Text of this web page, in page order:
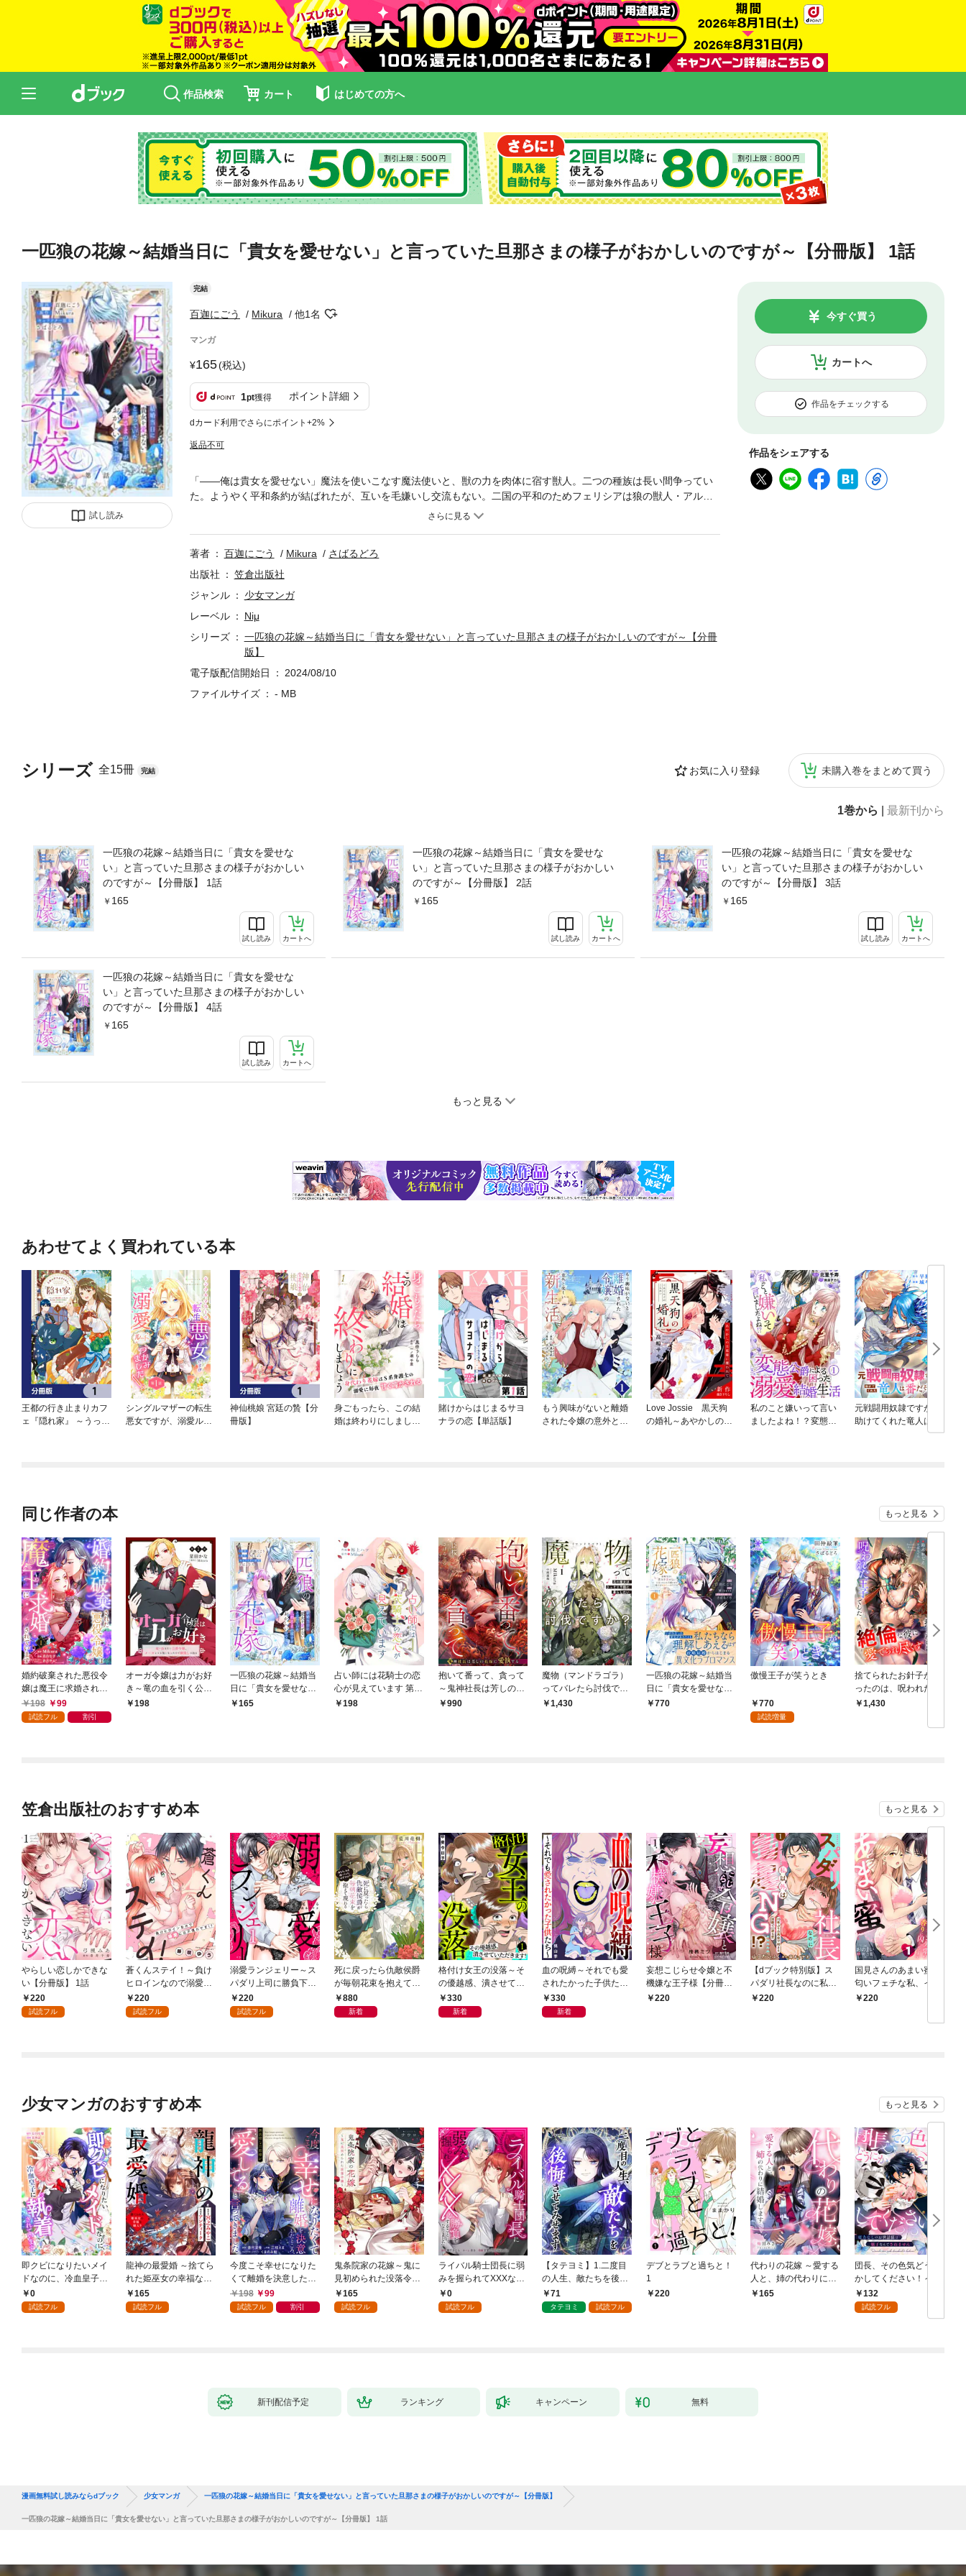
作品検索 カート はじめての方へ
一匹狼の花嫁～結婚当日に「貴女を愛せない」と言っていた旦那さまの様子がおかしいのですが～【分冊版】 1話
試し読み
完結
百迦にごう Mikura 他1名
マンガ
165(税込)
1pt獲得 ポイント詳細
dカード利用でさらにポイント+2%
返品不可
カートへ
今すぐ買う
作品をチェックする
作品をシェアする
シリーズ 全15冊 完結 お気に入り登録 未購入巻をまとめて買う
1巻から 最新刊から
一匹狼の花嫁～結婚当日に「貴女を愛せな
い」と言っていた旦那さまの様子がおかしい
のですが～【分冊版】 1話
165
試し読み カートへ
一匹狼の花嫁～結婚当日に「貴女を愛せな
い」と言っていた旦那さまの様子がおかしい
のですが～【分冊版】 2話
165
試し読み カートへ
一匹狼の花嫁～結婚当日に「貴女を愛せな
い」と言っていた旦那さまの様子がおかしい
のですが～【分冊版】 3話
165
試し読み カートへ
一匹狼の花嫁～結婚当日に「貴女を愛せな
い」と言っていた旦那さまの様子がおかしい
のですが～【分冊版】 4話
165
試し読み カートへ
もっと見る
「――俺は貴女を愛せない」魔法を使いこなす魔法使いと、獣の力を肉体に宿す獣人。二つの種族は長い間争ってい
た。ようやく平和条約が結ばれたが、互いを毛嫌いし交流もない。二国の平和のためフェリシアは狼の獣人・アルノ
シュトのもとへ嫁ぐことに。しかも魔法使いの力の象徴である魔力をその首の枷に封じた状態で――。どんなに距離
著者
百迦にごう Mikura
さばるどろ
出版社
笠倉出版社
ジャンル
少女マンガ
レーベル
Niμ
シリーズ
一匹狼の花嫁～結婚当日に「貴女を愛せない」と言っていた旦那さまの様子がおかしいのですが～【分冊
版】
電子版配信開始日
2024/08/10
ファイルサイズ
- MB
あわせてよく買われている本
王都の行き止まりカフ
ェ『隠れ家』 ～うっか
シングルマザーの転生
悪女ですが、溺愛ルー
神仙桃娘 宮廷の贄【分
冊版】
身ごもったら、この結
婚は終わりにしましょ
賭けからはじまるサヨ
ナラの恋【単話版】
もう興味がないと離婚
された令嬢の意外と楽
Love Jossie 黒天狗
の婚礼～あやかしの旦
私のこと嫌いって言い
ましたよね！？変態公
元戦闘用奴隷ですが、
助けてくれた竜人は番
だそうです。【分冊
同じ作者の本 もっと見る
婚約破棄された悪役令
嬢は魔王に求婚されて
います1
198 99
試読フル 割引
オーガ令嬢は力がお好
き～竜の血を引く公爵
令嬢、オーガよりも強
198
一匹狼の花嫁～結婚当
日に「貴女を愛せな
い」と言っていた旦那
165
占い師には花騎士の恋
心が見えています 第1
話198
抱いて番って、貪って
～鬼神社長は芳しの花
嫁に愛執する～
990
魔物（マンドラゴラ）
ってバレたら討伐です
か？１ ～花の魔女は
1,430
一匹狼の花嫁～結婚当
日に「貴女を愛せな
い」と言っていた旦那
770
傲慢王子が笑うとき
770
試読増量
捨てられたお針子が拾
ったのは、呪われた王
子でした 絶倫な彼に
1,430
笠倉出版社のおすすめ本 もっと見る
やらしい恋しかできな
い【分冊版】 1話
220
試読フル
蒼くんステイ！～負け
ヒロインなので溺愛に
は不慣れです！？～
【分冊版】 1話
220
試読フル
溺愛ランジェリー～ス
パダリ上司に勝負下着
を見られたら淫靡な恋
が始まった～【分冊
220
試読フル
死に戻ったら仇敵侯爵
が毎朝花束を抱えて現
れる -あなた、私を嫌
っていたはずでは？-
880
新着
格付け女王の没落～そ
の優越感、潰させてい
ただきます！～ 1巻
330
新着
血の呪縛～それでも愛
されたかった子供たち
～330
新着
妄想こじらせ令嬢と不
機嫌な王子様【分冊
版】 1話
220
【dブック特別版】ス
パダリ社長なのに私以
外は××NG！？～10年
220
国見さんのあまい蜜～
匂いフェチな私、イケ
メン先輩の香りに囚わ
220
少女マンガのおすすめ本 もっと見る
即クビになりたいメイ
ドなのに、冷血皇子に
執着されています第1
話
0
試読フル
龍神の最愛婚 ～捨てら
れた姫巫女の幸福な嫁
入り～: 1
165
試読フル
今度こそ幸せになりた
くて離婚を決意したと
ころ、無表情な旦那様
が「愛してる」と言っ
198 99
試読フル 割引
鬼条院家の花嫁～鬼に
見初められた没落令嬢
～１165
試読フル
ライバル騎士団長に弱
みを握られてXXXな勝
負をすることになりま
した第1話
0
試読フル
【タテヨミ】1.二度目
の人生、敵たちを後悔
させてみせます
71
タテヨミ 試読フル
デブとラブと過ちと！
1
220
代わりの花嫁 ～愛する
人と、姉の代わりに結
婚します～ 1
165
団長、その色気どうに
かしてください！～魔
力なしのお世話係は魅
了なんてされません～
132
試読フル
新刊配信予定 ランキング キャンペーン 無料
漫画無料試し読みならdブック 少女マンガ 一匹狼の花嫁～結婚当日に「貴女を愛せない」と言っていた旦那さまの様子がおかしいのですが～【分冊版】
一匹狼の花嫁～結婚当日に「貴女を愛せない」と言っていた旦那さまの様子がおかしいのですが～【分冊版】 1話